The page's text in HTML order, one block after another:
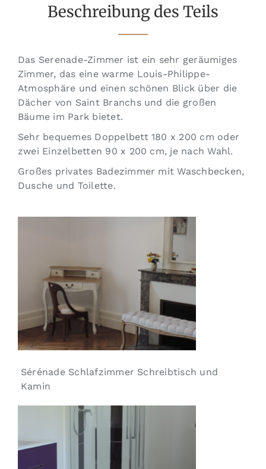
Beschreibung des Teils
Das Serenade-Zimmer ist ein sehr geräumiges
Zimmer, das eine warme Louis-Philippe-
Atmosphäre und einen schönen Blick über die
Dächer von Saint Branchs und die großen
Bäume im Park bietet.
Sehr bequemes Doppelbett 180 x 200 cm oder
zwei Einzelbetten 90 x 200 cm, je nach Wahl.
Großes privates Badezimmer mit Waschbecken,
Dusche und Toilette.
Sérénade Schlafzimmer Schreibtisch und
Kamin